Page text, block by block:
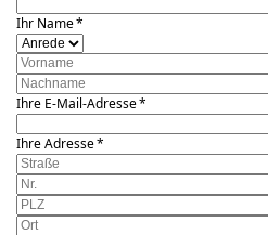
Ihr Name *
Ihre E-Mail-Adresse *
Ihre Adresse *